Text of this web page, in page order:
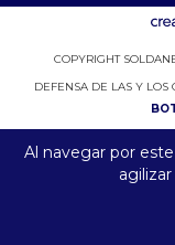
Al navegar por
COPYRIGHT
DEFENSA DE LAS Y LOS